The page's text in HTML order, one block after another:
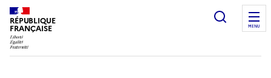
RÉPUBLIQUE
FRANÇAISE
Ouvrir
MENU